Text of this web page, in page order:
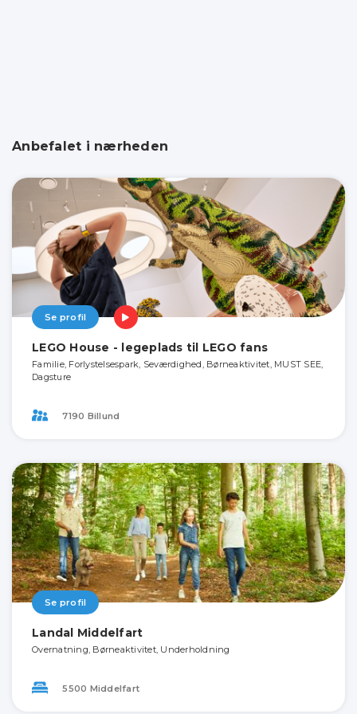
Anbefalet i nærheden
Se profil
LEGO House - legeplads til LEGO fans
Familie, Forlystelsespark, Seværdighed, Børneaktivitet, MUST SEE,
Dagsture
7190 Billund
Se profil
Landal Middelfart
Overnatning, Børneaktivitet, Underholdning
5500 Middelfart